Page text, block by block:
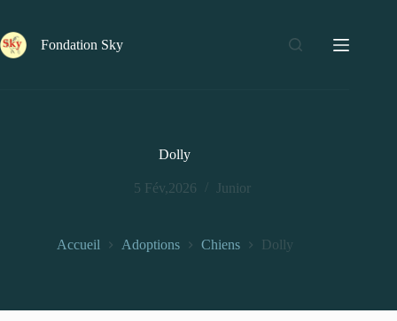
Fondation Sky
Dolly
5 Fév,2026 Junior
Accueil Adoptions Chiens Dolly